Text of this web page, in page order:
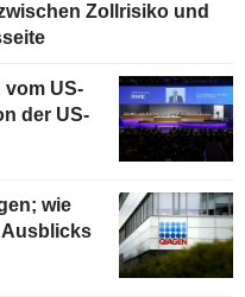
Zollrisiko und
vom US-
der US-
wie